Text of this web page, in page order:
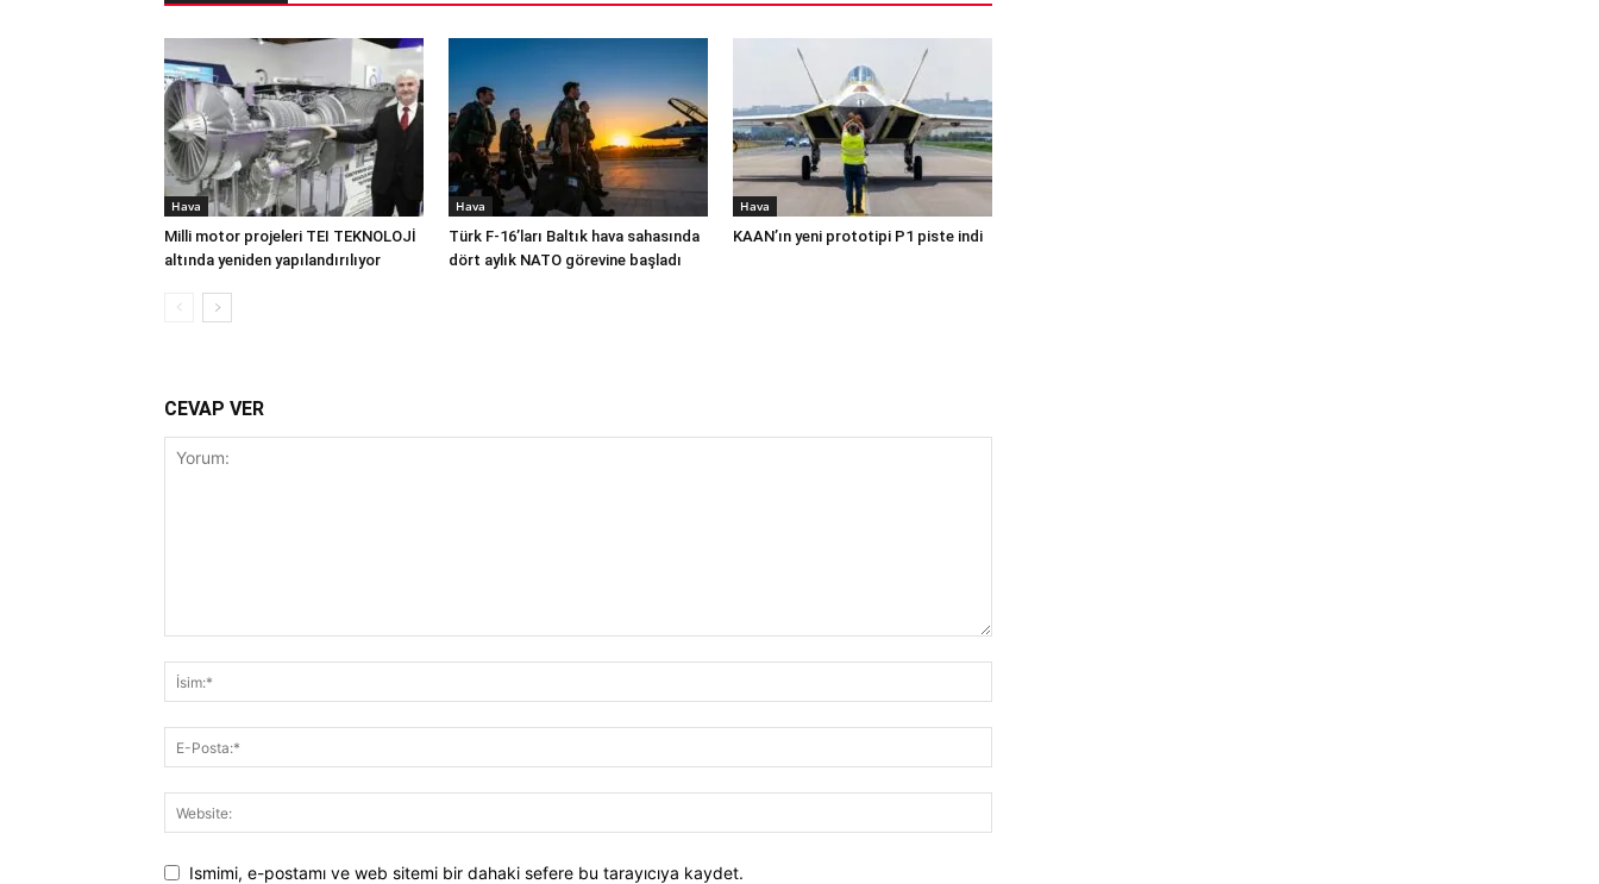
Hava
Milli motor projeleri TEI TEKNOLOJİ
altında yeniden yapılandırılıyor
Hava
Türk F-16’ları Baltık hava sahasında
dört aylık NATO görevine başladı
Hava
KAAN’ın yeni prototipi P1 piste indi
CEVAP VER
Ismimi, e-postamı ve web sitemi bir dahaki sefere bu tarayıcıya kaydet.